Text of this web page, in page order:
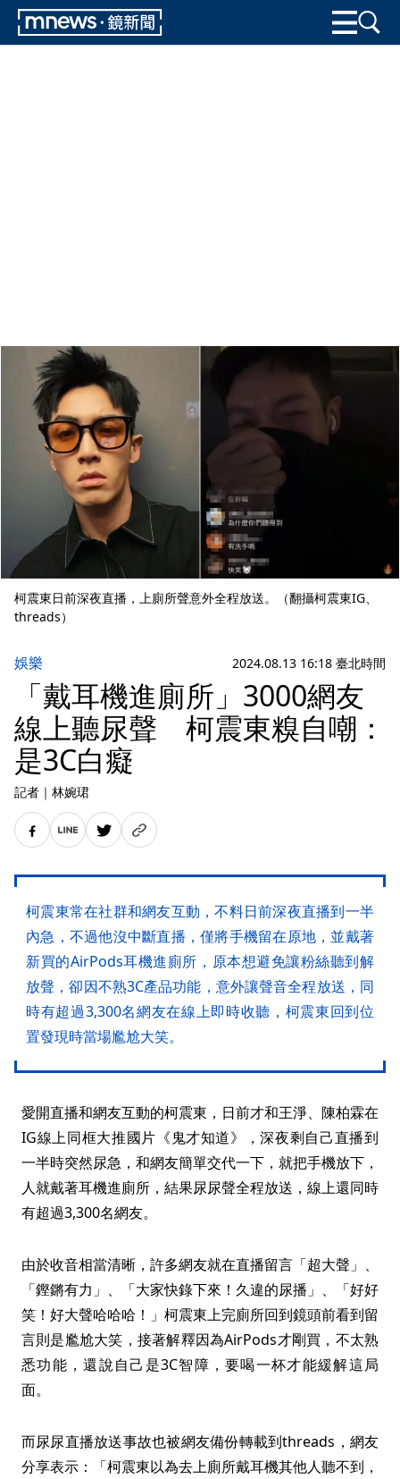
柯震東日前深夜直播，上廁所聲意外全程放送。（翻攝柯震東IG、
threads）
娛樂 2024.08.13 16:18 臺北時間
「戴耳機進廁所」3000網友
線上聽尿聲 柯震東糗自嘲：
是3C白癡
記者 ｜ 林婉珺
柯震東常在社群和網友互動，不料日前深夜直播到一半
內急，不過他沒中斷直播，僅將手機留在原地，並戴著
新買的AirPods耳機進廁所，原本想避免讓粉絲聽到解
放聲，卻因不熟3C產品功能，意外讓聲音全程放送，同
時有超過3,300名網友在線上即時收聽，柯震東回到位
置發現時當場尷尬大笑。
愛開直播和網友互動的柯震東，日前才和王淨、陳柏霖在
IG線上同框大推國片《鬼才知道》，深夜剩自己直播到
一半時突然尿急，和網友簡單交代一下，就把手機放下，
人就戴著耳機進廁所，結果尿尿聲全程放送，線上還同時
有超過3,300名網友。
由於收音相當清晰，許多網友就在直播留言「超大聲」、
「鏗鏘有力」、「大家快錄下來！久違的尿播」、「好好
笑！好大聲哈哈哈！」柯震東上完廁所回到鏡頭前看到留
言則是尷尬大笑，接著解釋因為AirPods才剛買，不太熟
悉功能，還說自己是3C智障，要喝一杯才能緩解這局
面。
而尿尿直播放送事故也被網友備份轉載到threads，網友
分享表示：「柯震東以為去上廁所戴耳機其他人聽不到，